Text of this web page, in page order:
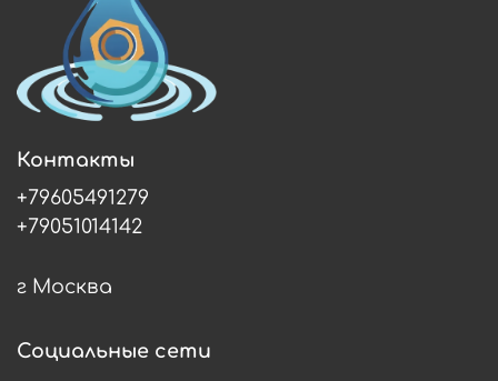
Контакты
+79605491279
+79051014142
г Москва
Социальные сети